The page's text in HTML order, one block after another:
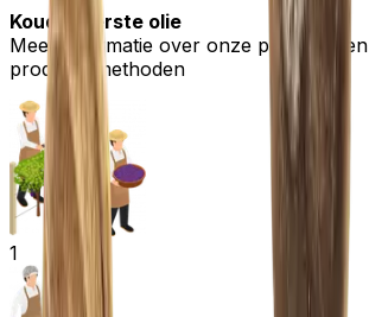
Koudgeperste olie
Meer informatie over onze principes en
productiemethoden
1